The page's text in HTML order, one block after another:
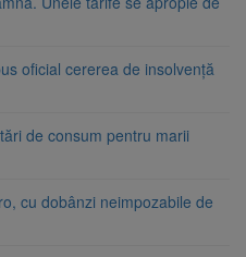
oficial cererea de insolvență
de consum pentru marii
cu dobânzi neimpozabile de